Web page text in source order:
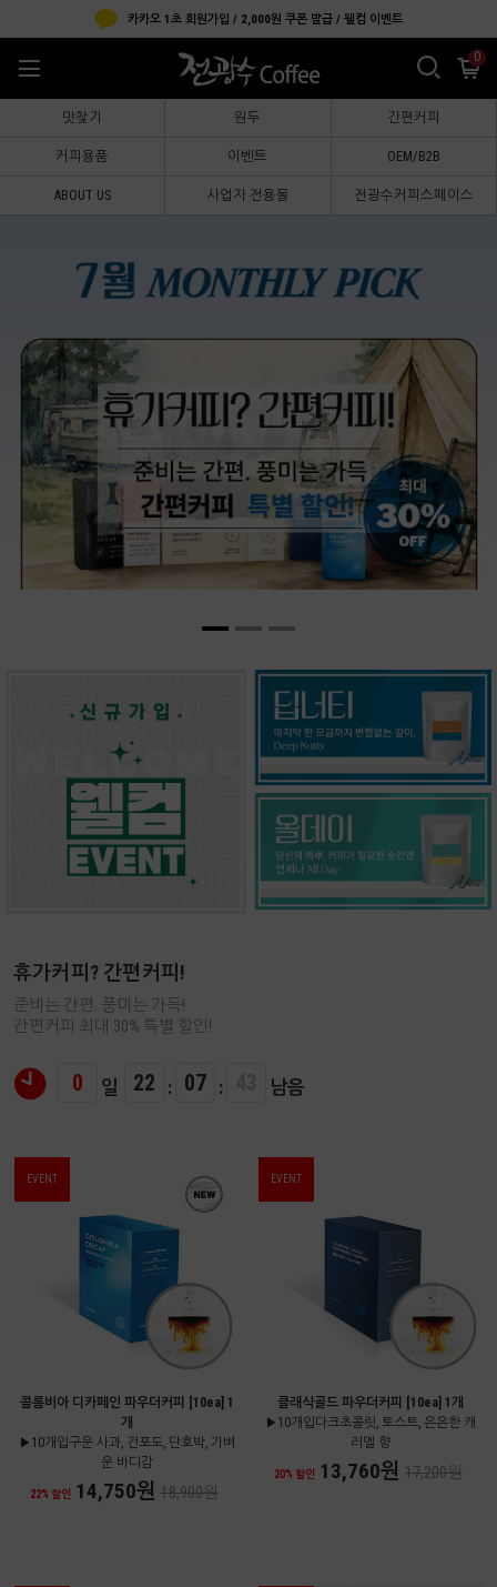
카카오 1초 회원가입 / 2,000원 쿠폰 발급 / 웰컴 이벤트
0
맛찾기 원두 간편커피
커피용품 이벤트 OEM/B2B
ABOUT US 사업자 전용몰 전광수커피스페이스
휴가커피? 간편커피!
준비는 간편. 풍미는 가득!
간편커피 최대 30% 특별 할인!
0 일 22 : 07 : 남음
EVENT
콜롬비아 디카페인 파우더커피 [10ea] 1
개
▶10개입구운 사과, 건포도, 단호박, 가벼
운 바디감
22% 할인 14,750원 18,900원
EVENT
클래식골드 파우더커피 [10ea] 1개
▶10개입다크초콜릿, 토스트, 은은한 캐
러멜 향
20% 할인 13,760원 17,200원